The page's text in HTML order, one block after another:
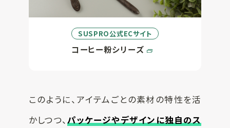
SUSPRO公式ECサイト
コーヒー粉シリーズ
このように、アイテムごとの素材の特性を活
かしつつ、パッケージやデザインに独自のス